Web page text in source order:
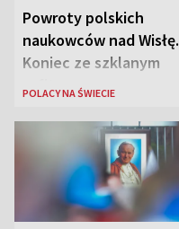
Powroty polskich
naukowców nad Wisłę.
Koniec ze szklanym
sufitem
POLACY NA ŚWIECIE